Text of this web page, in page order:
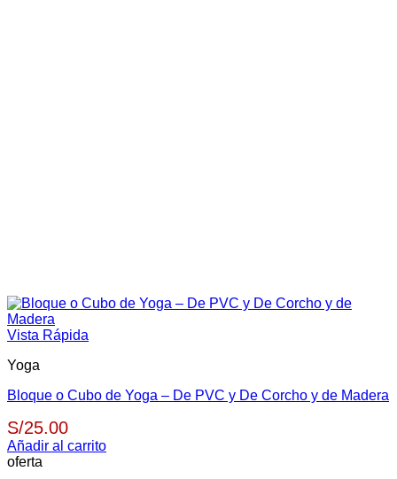
Vista Rápida
Yoga
Bloque o Cubo de Yoga – De PVC y De Corcho y de Madera
S/25.00
Añadir al carrito
oferta